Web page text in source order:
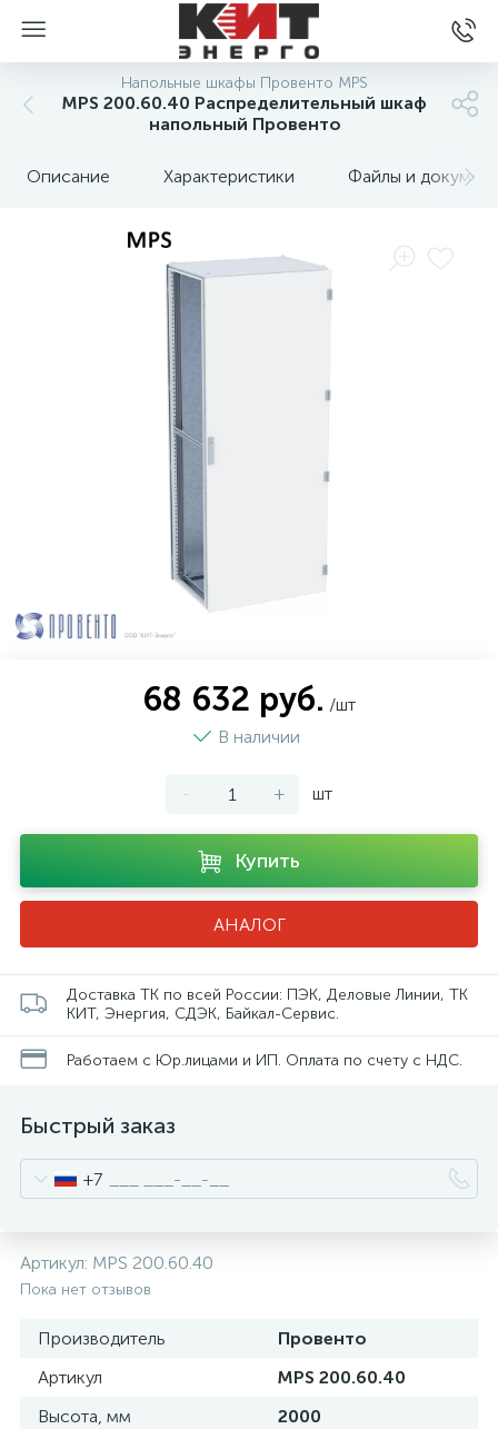
Напольные шкафы Провенто MPS
MPS 200.60.40 Распределительный шкаф
напольный Провенто
Описание Характеристики Файлы и
68 632 руб. /шт
В наличии
- + шт
Купить
АНАЛОГ
Доставка ТК по всей России: ПЭК, Деловые Линии, ТК
КИТ, Энергия, СДЭК, Байкал-Сервис.
Работаем с Юр.лицами и ИП. Оплата по счету с НДС.
Быстрый заказ
+7
Артикул: MPS 200.60.40
Пока нет отзывов
Производитель
Провенто
Артикул
MPS 200.60.40
Высота, мм
2000